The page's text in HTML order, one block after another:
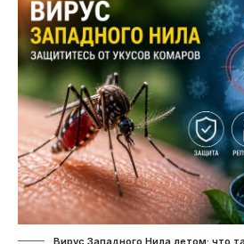
Вирус Западного Нила летом: что